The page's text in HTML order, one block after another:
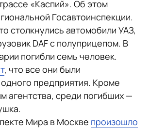
«Каспий». Об этом
Госавтоинспекции.
столкнулись автомобили УАЗ,
DAF с полуприцепом. В
погибли семь человек.
, что все они были
предприятия. Кроме
агентства, среди погибших —
Мира в Москве произошло